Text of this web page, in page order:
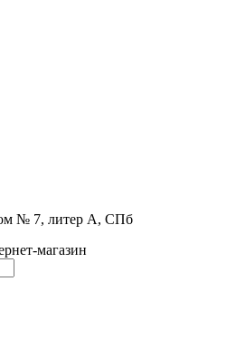
№ 7, литер А, СПб
магазин